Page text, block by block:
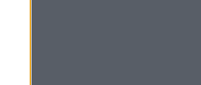
του μηνός και στο